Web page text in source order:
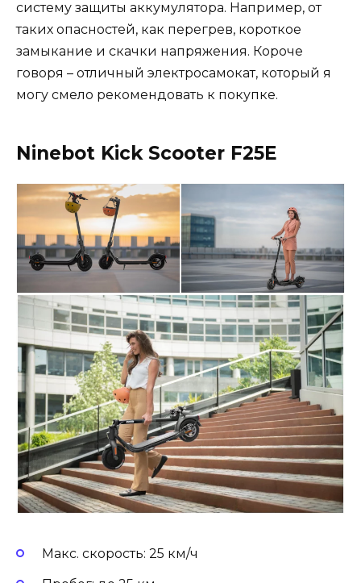
систему защиты аккумулятора. Например, от
таких опасностей, как перегрев, короткое
замыкание и скачки напряжения. Короче
говоря – отличный электросамокат, который я
могу смело рекомендовать к покупке.
Ninebot Kick Scooter F25E
Макс. скорость: 25 км/ч